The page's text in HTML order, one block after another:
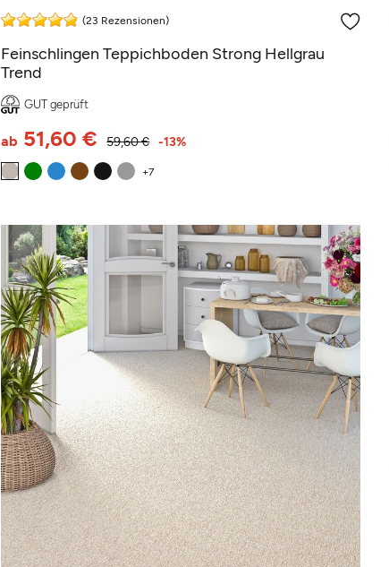
(23 Rezensionen)
Feinschlingen Teppichboden Strong Hellgrau
Trend
GUT geprüft
59,60 €
ab 51,60 € -13%